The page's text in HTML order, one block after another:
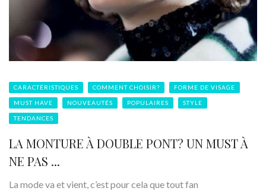
CARACTÉRISTIQUES COMMENT CHOISIR? FORME DE VISAGE
MUST HAVE NOUVEAUTÉS POPULAIRES STYLE
TENDANCES
LA MONTURE À DOUBLE PONT? UN MUST À
NE PAS ...
La mode va et vient, c’est pour cela que tout fan